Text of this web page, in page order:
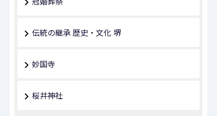
伝統の継承 歴史・文化 堺
妙国寺
桜井神社